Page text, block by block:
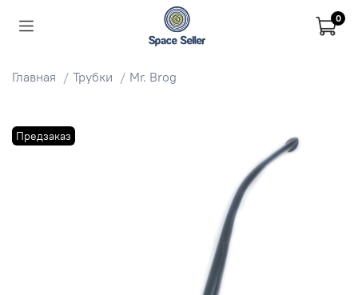
0
Главная Трубки Mr. Brog
Предзаказ